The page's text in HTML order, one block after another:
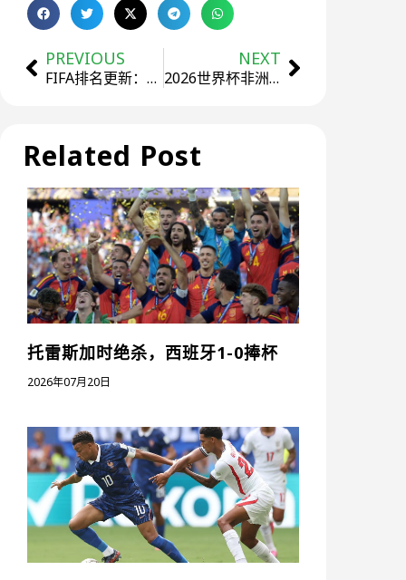
PREVIOUS
FIFA排名更新：西班牙成功登顶世界第一，马来西亚或升至第120名
NEXT
2026世界杯非洲区预选赛：埃及率先出线 佛得角与加纳紧随其后
Related Post
托雷斯加时绝杀，西班牙1-0捧杯
2026年07月20日